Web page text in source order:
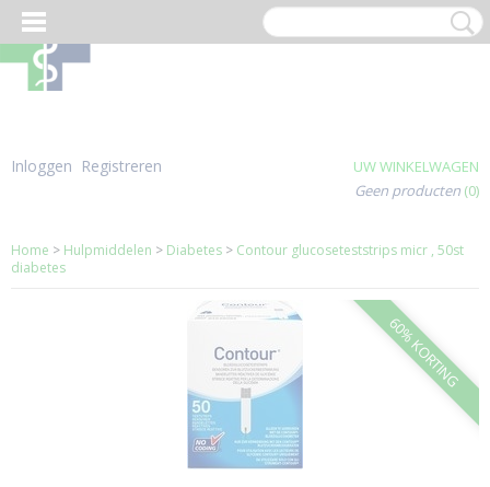
Inloggen Registreren
UW WINKELWAGEN
Geen producten (0)
Home > Hulpmiddelen > Diabetes > Contour glucoseteststrips micr , 50st
diabetes
60% KORTING